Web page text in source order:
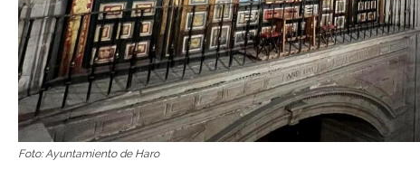
Foto: Ayuntamiento de Haro